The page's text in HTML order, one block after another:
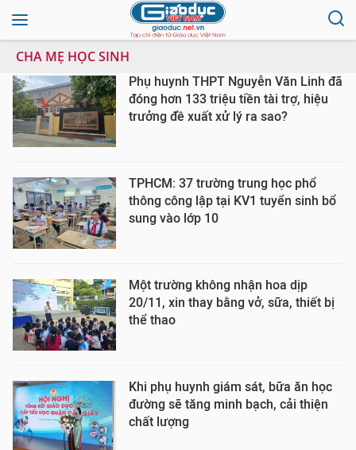
CHA MẸ HỌC SINH
Phụ huynh THPT Nguyễn Văn Linh đã
đóng hơn 133 triệu tiền tài trợ, hiệu
trưởng đề xuất xử lý ra sao?
TPHCM: 37 trường trung học phổ
thông công lập tại KV1 tuyển sinh bổ
sung vào lớp 10
Một trường không nhận hoa dịp
20/11, xin thay bằng vở, sữa, thiết bị
thể thao
Khi phụ huynh giám sát, bữa ăn học
đường sẽ tăng minh bạch, cải thiện
chất lượng